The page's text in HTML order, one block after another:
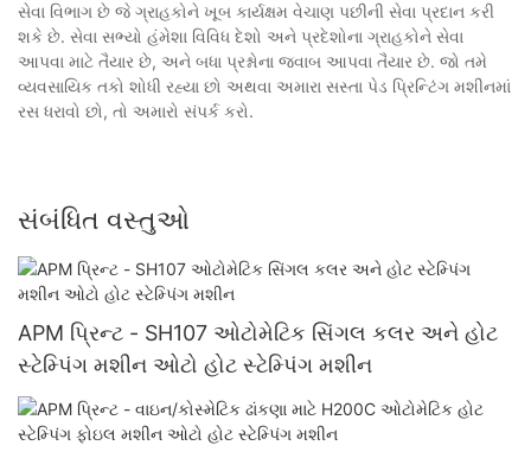
સેવા વિભાગ છે જે ગ્રાહકોને ખૂબ કાર્યક્ષમ વેચાણ પછીની સેવા પ્રદાન કરી
શકે છે. સેવા સભ્યો હંમેશા વિવિધ દેશો અને પ્રદેશોના ગ્રાહકોને સેવા
આપવા માટે તૈયાર છે, અને બધા પ્રશ્નોના જવાબ આપવા તૈયાર છે. જો તમે
વ્યવસાયિક તકો શોધી રહ્યા છો અથવા અમારા સસ્તા પેડ પ્રિન્ટિંગ મશીનમાં
રસ ધરાવો છો, તો અમારો સંપર્ક કરો.
સંબંધિત વસ્તુઓ
APM પ્રિન્ટ - SH107 ઓટોમેટિક સિંગલ કલર અને હોટ
સ્ટેમ્પિંગ મશીન ઓટો હોટ સ્ટેમ્પિંગ મશીન